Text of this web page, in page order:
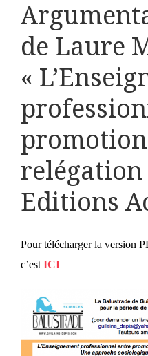
de Laure
«
relégation
Editions
Pour télécharger la version
c’est ICI